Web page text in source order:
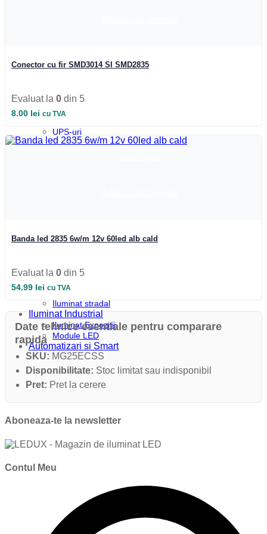
Profile scari
Smart Wheel
Incarcatoare
UPS-uri
Boxa Bluetooth
Corpuri pe sina
Iluminat Industrial
Iluminat Industrial LED
Iluminat stradal
Iluminat Industrial
Iluminat Expozitii
Module LED
Automatizari si Smart
Conector cu fir SMD3014 SI SMD2835
Evaluat la 0 din 5
8.00 lei cu TVA
Banda led 2835 6w/m 12v 60led alb cald
Evaluat la 0 din 5
54.99 lei cu TVA
Date tehnice esentiale pentru comparare
rapida
SKU: MG25ECSS
Disponibilitate: Stoc limitat sau indisponibil
Pret: Pret la cerere
Aboneaza-te la newsletter
Contul Meu